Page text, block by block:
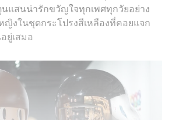
แสนน่ารักขวัญใจทุกเพศทุกวัยอย่าง
ญิงในชุดกระโปรงสีเหลืองที่คอยแจก
ยู่เสมอ